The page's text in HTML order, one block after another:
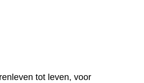
tot leven, voor